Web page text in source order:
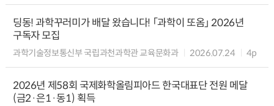
딩동! 과학꾸러미가 배달 왔습니다! 「과학이 또옴」 2026년
구독자 모집
과학기술정보통신부 국립과천과학관 교육문화과 2026.07.24 4p
2026년 제58회 국제화학올림피아드 한국대표단 전원 메달
(금2·은1·동1) 획득